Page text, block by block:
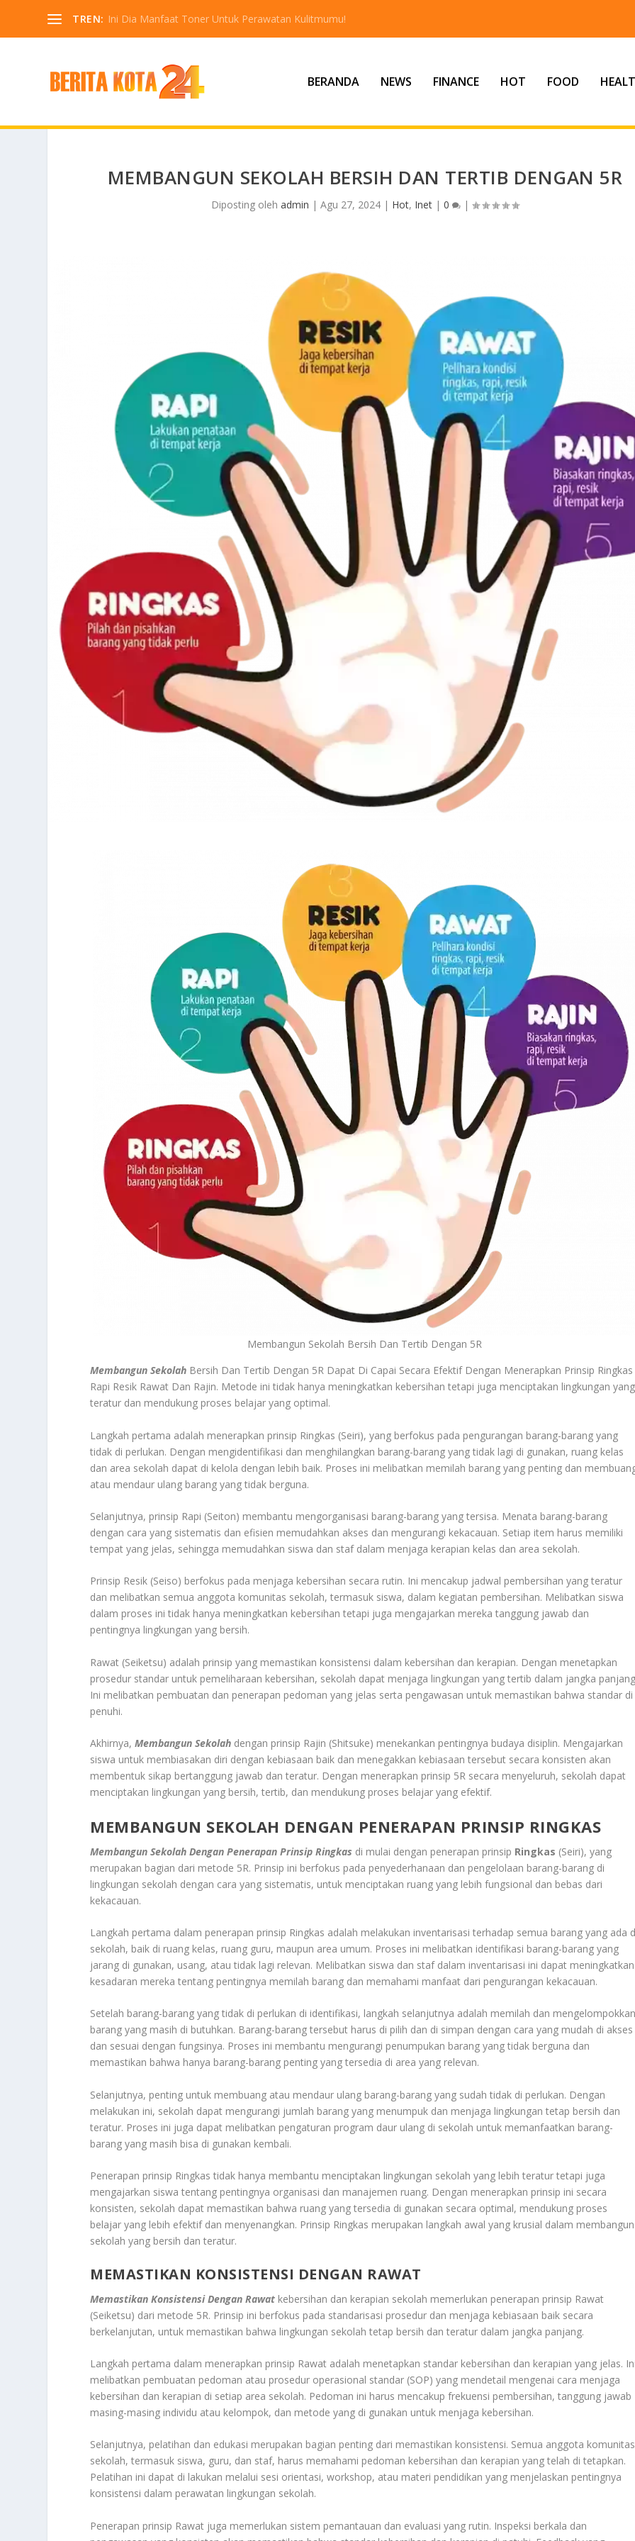
TREN: Ini Dia Manfaat Toner Untuk Perawatan Kulitmumu!
BERANDA NEWS FINANCE HOT FOOD
MEMBANGUN SEKOLAH BERSIH DAN TERTIB DENGAN 5R
Diposting oleh admin | Agu 27, 2024| Hot, Inet| 0 |
Membangun Sekolah Bersih Dan Tertib Dengan 5R
Membangun Sekolah Bersih Dan Tertib Dengan 5R Dapat Di Capai Secara Efektif Dengan Menerapkan Prinsip Ringkas
Rapi Resik Rawat Dan Rajin. Metode ini tidak hanya meningkatkan kebersihan tetapi juga menciptakan lingkungan yang
teratur dan mendukung proses belajar yang optimal.
Langkah pertama adalah menerapkan prinsip Ringkas (Seiri), yang berfokus pada pengurangan barang-barang yang
tidak di perlukan. Dengan mengidentifikasi dan menghilangkan barang-barang yang tidak lagi di gunakan, ruang kelas
dan area sekolah dapat di kelola dengan lebih baik. Proses ini melibatkan memilah barang yang penting dan
atau mendaur ulang barang yang tidak berguna.
Selanjutnya, prinsip Rapi (Seiton) membantu mengorganisasi barang-barang yang tersisa. Menata barang-barang
dengan cara yang sistematis dan efisien memudahkan akses dan mengurangi kekacauan. Setiap item harus memiliki
tempat yang jelas, sehingga memudahkan siswa dan staf dalam menjaga kerapian kelas dan area sekolah.
Prinsip Resik (Seiso) berfokus pada menjaga kebersihan secara rutin. Ini mencakup jadwal pembersihan yang teratur
dan melibatkan semua anggota komunitas sekolah, termasuk siswa, dalam kegiatan pembersihan. Melibatkan siswa
dalam proses ini tidak hanya meningkatkan kebersihan tetapi juga mengajarkan mereka tanggung jawab dan
pentingnya lingkungan yang bersih.
Rawat (Seiketsu) adalah prinsip yang memastikan konsistensi dalam kebersihan dan kerapian. Dengan menetapkan
prosedur standar untuk pemeliharaan kebersihan, sekolah dapat menjaga lingkungan yang tertib dalam jangka
Ini melibatkan pembuatan dan penerapan pedoman yang jelas serta pengawasan untuk memastikan bahwa standar di
penuhi.
Akhirnya,Membangun Sekolah dengan prinsip Rajin (Shitsuke) menekankan pentingnya budaya disiplin. Mengajarkan
siswa untuk membiasakan diri dengan kebiasaan baik dan menegakkan kebiasaan tersebut secara konsisten akan
membentuk sikap bertanggung jawab dan teratur. Dengan menerapkan prinsip 5R secara menyeluruh, sekolah dapat
menciptakan lingkungan yang bersih, tertib, dan mendukung proses belajar yang efektif.
MEMBANGUN SEKOLAH DENGAN PENERAPAN PRINSIP RINGKAS
Membangun Sekolah Dengan Penerapan Prinsip Ringkas di mulai dengan penerapan prinsip Ringkas (Seiri), yang
merupakan bagian dari metode 5R. Prinsip ini berfokus pada penyederhanaan dan pengelolaan barang-barang di
lingkungan sekolah dengan cara yang sistematis, untuk menciptakan ruang yang lebih fungsional dan bebas dari
kekacauan.
Langkah pertama dalam penerapan prinsip Ringkas adalah melakukan inventarisasi terhadap semua barang yang ada
sekolah, baik di ruang kelas, ruang guru, maupun area umum. Proses ini melibatkan identifikasi barang-barang yang
jarang di gunakan, usang, atau tidak lagi relevan. Melibatkan siswa dan staf dalam inventarisasi ini dapat meningkatkan
kesadaran mereka tentang pentingnya memilah barang dan memahami manfaat dari pengurangan kekacauan.
Setelah barang-barang yang tidak di perlukan di identifikasi, langkah selanjutnya adalah memilah dan
barang yang masih di butuhkan. Barang-barang tersebut harus di pilih dan di simpan dengan cara yang mudah di akses
dan sesuai dengan fungsinya. Proses ini membantu mengurangi penumpukan barang yang tidak berguna dan
memastikan bahwa hanya barang-barang penting yang tersedia di area yang relevan.
Selanjutnya, penting untuk membuang atau mendaur ulang barang-barang yang sudah tidak di perlukan. Dengan
melakukan ini, sekolah dapat mengurangi jumlah barang yang menumpuk dan menjaga lingkungan tetap bersih dan
teratur. Proses ini juga dapat melibatkan pengaturan program daur ulang di sekolah untuk memanfaatkan barang-
barang yang masih bisa di gunakan kembali.
Penerapan prinsip Ringkas tidak hanya membantu menciptakan lingkungan sekolah yang lebih teratur tetapi juga
mengajarkan siswa tentang pentingnya organisasi dan manajemen ruang. Dengan menerapkan prinsip ini secara
konsisten, sekolah dapat memastikan bahwa ruang yang tersedia di gunakan secara optimal, mendukung proses
belajar yang lebih efektif dan menyenangkan. Prinsip Ringkas merupakan langkah awal yang krusial dalam membangun
sekolah yang bersih dan teratur.
MEMASTIKAN KONSISTENSI DENGAN RAWAT
Memastikan Konsistensi Dengan Rawat kebersihan dan kerapian sekolah memerlukan penerapan prinsip Rawat
(Seiketsu) dari metode 5R. Prinsip ini berfokus pada standarisasi prosedur dan menjaga kebiasaan baik secara
berkelanjutan, untuk memastikan bahwa lingkungan sekolah tetap bersih dan teratur dalam jangka panjang.
Langkah pertama dalam menerapkan prinsip Rawat adalah menetapkan standar kebersihan dan kerapian yang jelas.
melibatkan pembuatan pedoman atau prosedur operasional standar (SOP) yang mendetail mengenai cara menjaga
kebersihan dan kerapian di setiap area sekolah. Pedoman ini harus mencakup frekuensi pembersihan, tanggung jawab
masing-masing individu atau kelompok, dan metode yang di gunakan untuk menjaga kebersihan.
Selanjutnya, pelatihan dan edukasi merupakan bagian penting dari memastikan konsistensi. Semua anggota komunitas
sekolah, termasuk siswa, guru, dan staf, harus memahami pedoman kebersihan dan kerapian yang telah di tetapkan.
Pelatihan ini dapat di lakukan melalui sesi orientasi, workshop, atau materi pendidikan yang menjelaskan pentingnya
konsistensi dalam perawatan lingkungan sekolah.
Penerapan prinsip Rawat juga memerlukan sistem pemantauan dan evaluasi yang rutin. Inspeksi berkala dan